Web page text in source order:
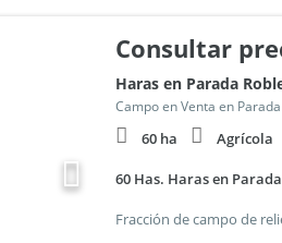
Consultar
Haras en Parada
Campo en Venta en
60 ha Agrícola
60 Has. Haras en